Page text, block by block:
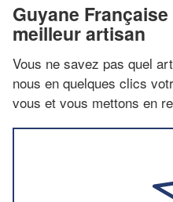
Guyane
meilleur artisan
Vous ne savez pas quel
nous en quelques clics
vous et vous mettons en